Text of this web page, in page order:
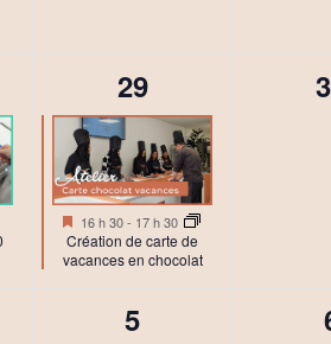
,1
é
v
è
n
m
29
Mis
en
avant
16 h 30- 17 h 30
Création de carte de
vacances en chocolat
0
1
5